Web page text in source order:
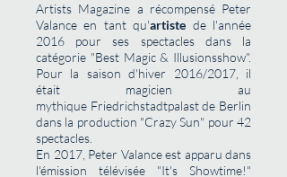
Artists Magazine a récompensé Peter
Valance en tant qu'artiste de l'année
2016 pour ses spectacles dans la
catégorie "Best Magic & Illusionsshow".
Pour la saison d'hiver 2016/2017, il
était magicien au
mythique Friedrichstadtpalastde Berlin
dans la production "Crazy Sun" pour 42
spectacles.
En 2017, Peter Valance est apparu dans
l'émission télévisée "It's Showtime!"